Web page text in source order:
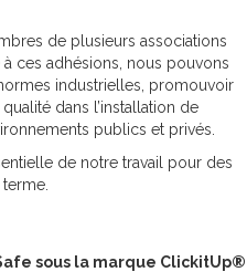
de plusieurs associations
ces adhésions, nous pouvons
industrielles, promouvoir
dans l’installation de
publics et privés.
de notre travail pour des
sous la marque ClickitUp®